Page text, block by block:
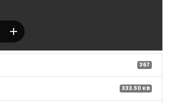
367
333.50 KB